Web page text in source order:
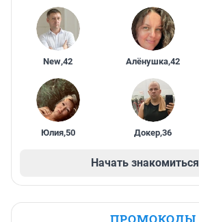
New,42 Алёнушка,42
Юлия,50 Докер,36
Начать знакомиться